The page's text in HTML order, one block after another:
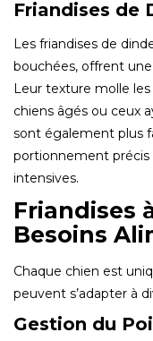
Friandises de
Les friandises de
bouchées, offrent
Leur texture molle
chiens âgés ou ceux
sont également plus
portionnement précis
intensives.
Friandises
Besoins
Chaque chien est
peuvent s’adapter à
Gestion du